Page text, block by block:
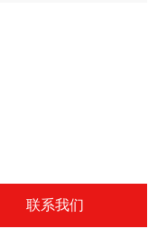
联系我们